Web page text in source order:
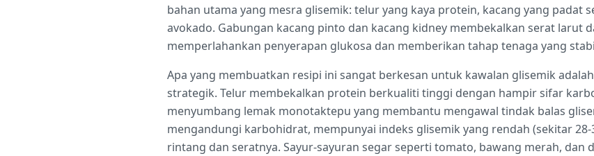
bahan utama yang mesra glisemik: telur yang kaya protein, kacang yang padat
avokado. Gabungan kacang pinto dan kacang kidney membekalkan serat larut
memperlahankan penyerapan glukosa dan memberikan tahap tenaga yang
Apa yang membuatkan resipi ini sangat berkesan untuk kawalan glisemik
strategik. Telur membekalkan protein berkualiti tinggi dengan hampir sifar
menyumbang lemak monotaktepu yang membantu mengawal tindak balas
mengandungi karbohidrat, mempunyai indeks glisemik yang rendah (sekitar
rintang dan seratnya. Sayur-sayuran segar seperti tomato, bawang merah, dan